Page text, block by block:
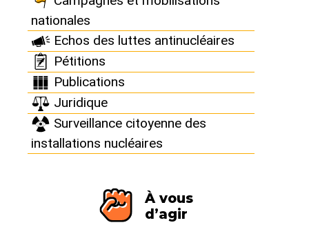
nationales
Echos des luttes antinucléaires
Pétitions
Publications
Juridique
Surveillance citoyenne des
installations nucléaires
À vous
d’agir
Saclay : Une cuve
de liquides
radioactifs
déborde malgré
du niveau